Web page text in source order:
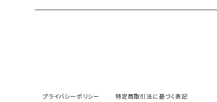
プライバシーポリシー 特定商取引法に基づく表記